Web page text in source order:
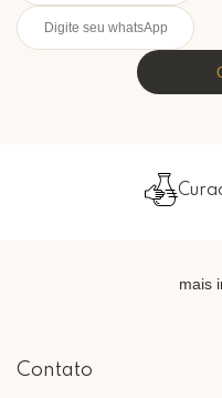
Curadoria com afeto
mais
Contato